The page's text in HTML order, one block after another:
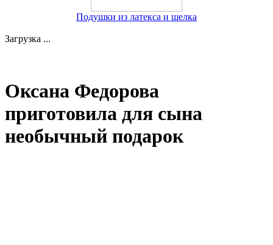
Подушки из латекса и шелка
Загрузка ...
Оксана Федорова
приготовила для сына
необычный подарок